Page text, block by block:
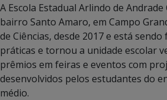
A Escola Estadual Arlindo de
bairro Santo Amaro, em Campo
de Ciências, desde 2017 e está
práticas e tornou a unidade escolar
prêmios em feiras e eventos com
desenvolvidos pelos estudantes do
médio.